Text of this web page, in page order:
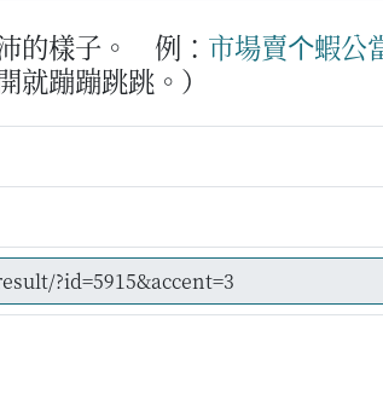
的樣子。 例： 市場賣个蝦公
就蹦蹦跳跳。）